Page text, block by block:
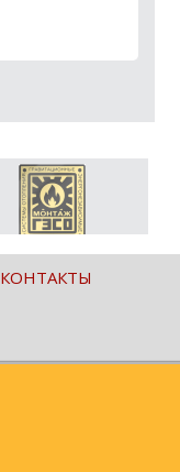
КОНТАКТЫ